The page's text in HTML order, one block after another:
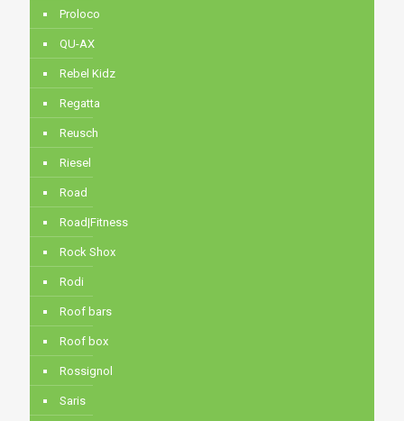
Proloco
QU-AX
Rebel Kidz
Regatta
Reusch
Riesel
Road
Road|Fitness
Rock Shox
Rodi
Roof bars
Roof box
Rossignol
Saris